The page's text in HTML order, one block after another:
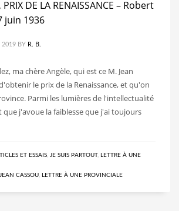
PRIX DE LA RENAISSANCE – Robert
juin 1936
2019 BY R. B.
ma chère Angèle, qui est ce M. Jean
le prix de la Renaissance, et qu'on
Parmi les lumières de l'intellectualité
que j'avoue la faiblesse que j'ai toujours
ET ESSAIS JE SUIS PARTOUT,
LETTRE À UNE
JEAN CASSOU LETTRE À UNE PROVINCIALE